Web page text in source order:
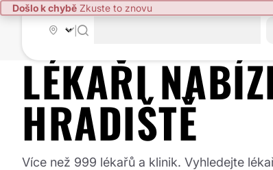
Došlo k chybě Zkuste to znovu
LÉKAŘI
HRADIŠTĚ
Více než 999 lékařů a klinik. Vyhledejte